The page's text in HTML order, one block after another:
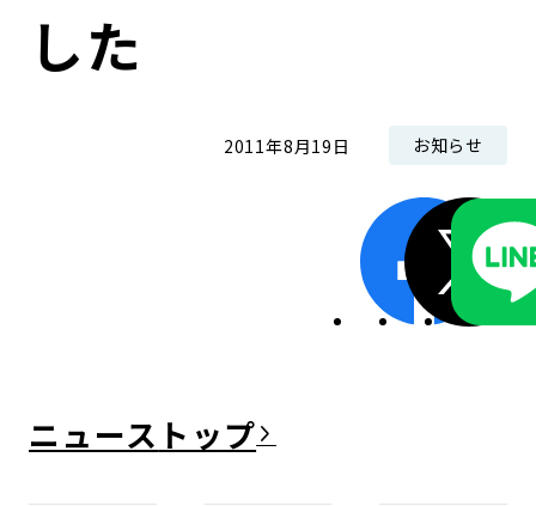
した
2011年8月19日 お知らせ
ニュース